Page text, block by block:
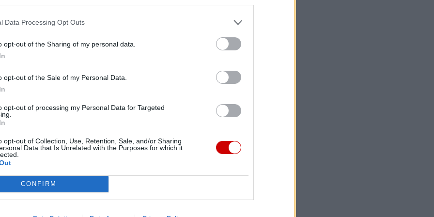
Data Processing Opt Outs
opt-out of the Sharing of my personal data.
opt-out of the Sale of my Personal Data.
opt-out of processing my Personal Data for Targeted
opt-out of Collection, Use, Retention, Sale, and/or Sharing
Data that Is Unrelated with the Purposes for which it
CONFIRM
zakładników wydawała na dobra luksusowe
część światowej prasy nazwała „procesem
– 86 rozpraw, co stanowi
pierwszy na ławie oskarżonych zasiadł
r., został on skazany wraz z dziewięcioma
obejmujące m.in. oszustwo i korupcję.
tu dla Ciebie!